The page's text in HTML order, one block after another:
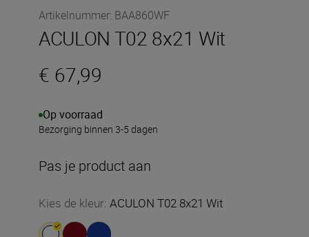
Artikelnummer: BAA860WF
ACULON T02 8x21 Wit
€ 67,99
Op voorraad
Bezorging binnen 3-5 dagen
Pas je product aan
Kies de kleur: ACULON T02 8x21 Wit